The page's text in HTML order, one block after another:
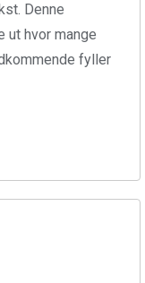
Denne
ut hvor mange
fyller